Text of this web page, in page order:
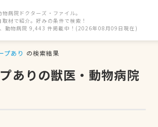
病院ドクターズ・ファイル。
材で紹介。好みの条件で検索！
動物病院 9,443 件掲載中！(2026年08月09日現在)
プあり の検索結果
ありの獣医・動物病院